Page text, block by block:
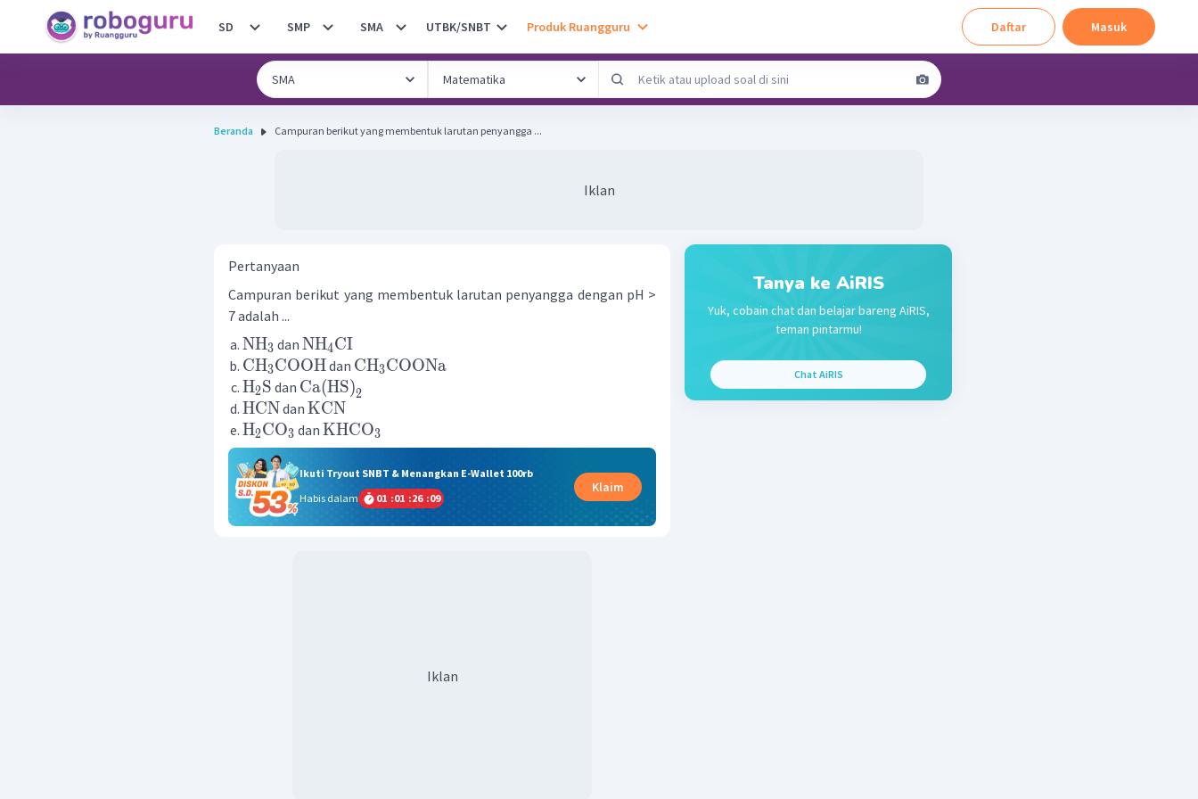
SD SMP SMA UTBK/SNBT Produk Ruangguru Daftar Masuk
Beranda Campuran berikut yang membentuk larutan penyangga ...
Iklan
Pertanyaan
Campuran berikut yang membentuk larutan penyangga dengan pH >
7 adalah ...
NH3 dan NH4CI
CH3COOHdan CH3COONa
H2S dan Ca(HS)2
HCNdan KCN
H2CO3 dan KHCO3
Ikuti Tryout SNBT & Menangkan E-Wallet 100rb
Habis dalam
01 :01 :26 :08
Klaim
Iklan
Tanya ke AiRIS
Yuk, cobain chat dan belajar bareng AiRIS,
teman pintarmu!
Chat AiRIS